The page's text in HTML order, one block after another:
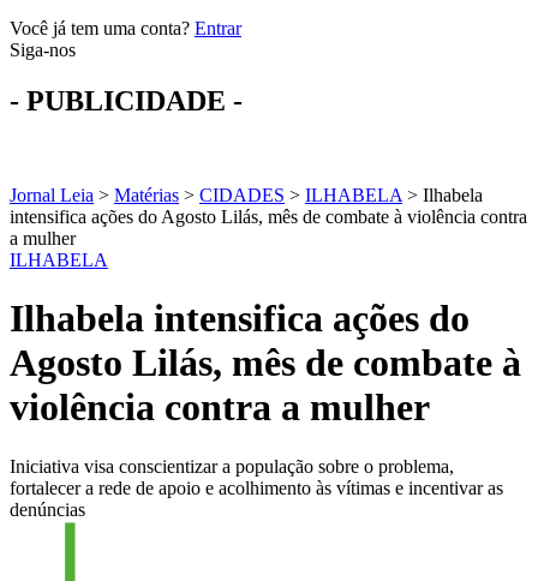
Você já tem uma conta? Entrar
Siga-nos
- PUBLICIDADE -
Jornal Leia > Matérias > CIDADES > ILHABELA > Ilhabela
intensifica ações do Agosto Lilás, mês de combate à violência contra
a mulher
ILHABELA
Ilhabela intensifica ações do
Agosto Lilás, mês de combate à
violência contra a mulher
Iniciativa visa conscientizar a população sobre o problema,
fortalecer a rede de apoio e acolhimento às vítimas e incentivar as
denúncias